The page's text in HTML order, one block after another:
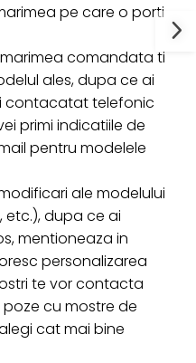
pe care o porti
comandata ti
ales, dupa ce ai
contacatat telefonic
primi indicatiile de
pentru modelele
ale modelului
etc.), dupa ce ai
mentioneaza in
personalizarea
te vor contacta
cu mostre de
cat mai bine